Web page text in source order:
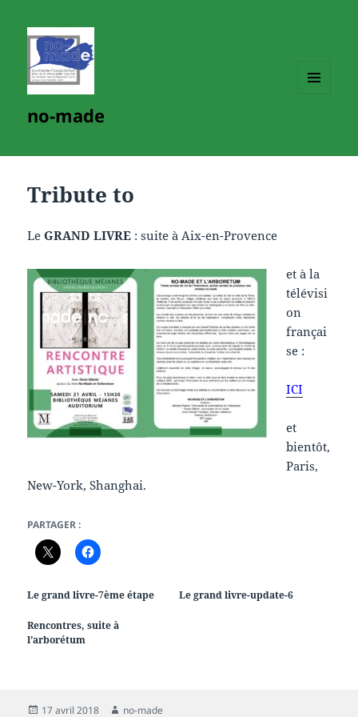
no-made
Tribute to
LeGRAND LIVRE : suite à Aix-en-Provence
et à la
télévisi
on
françai
se :
ICI
et
bientôt,
Paris,
New-York, Shanghai.
PARTAGER :
Le grand livre-7ème étape Le grand livre-update-6
Rencontres, suite à
l’arborétum
Publié
17 avril 2018 Auteur
no-made